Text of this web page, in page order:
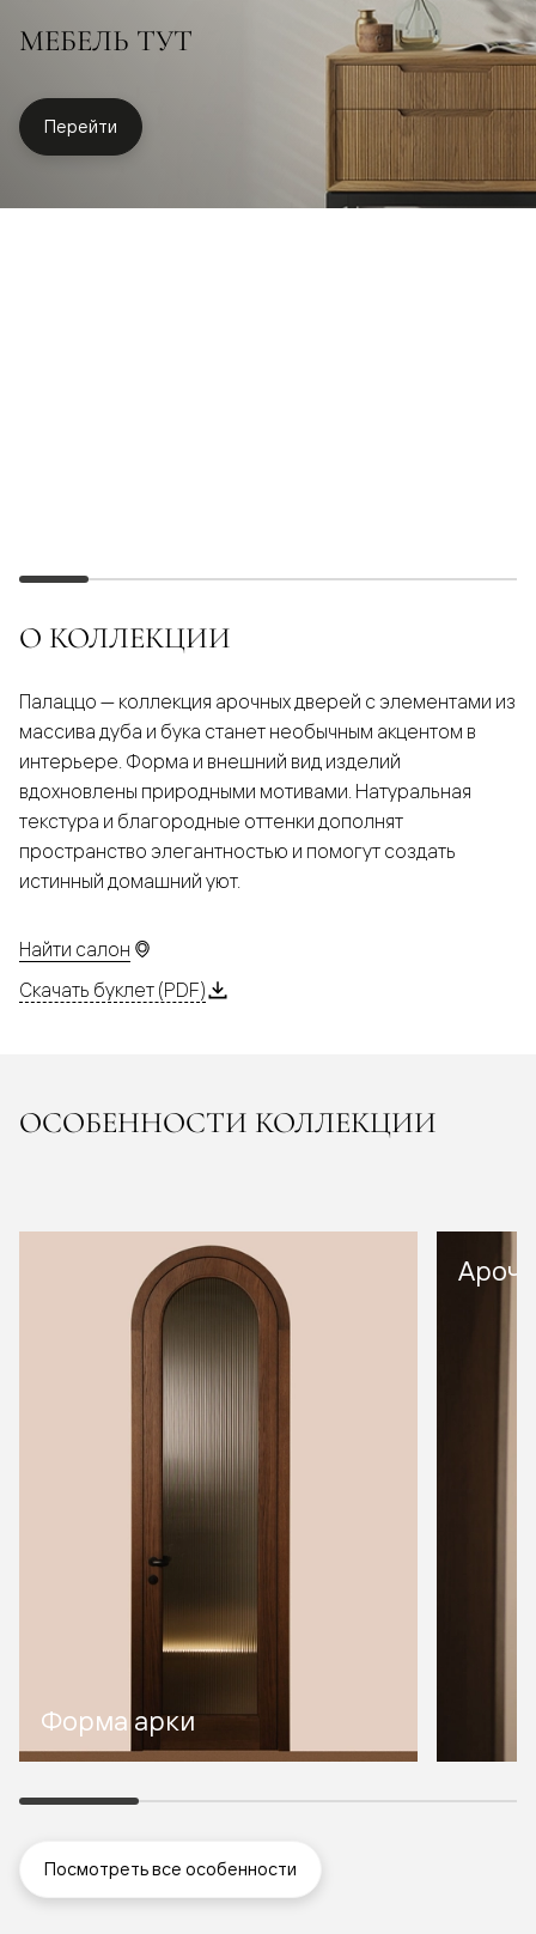
МЕБЕЛЬ ТУТ
Перейти
О КОЛЛЕКЦИИ
Палаццо — коллекция арочных дверей с элементами из
массива дуба и бука станет необычным акцентом в
интерьере. Форма и внешний вид изделий
вдохновлены природными мотивами. Натуральная
текстура и благородные оттенки дополнят
пространство элегантностью и помогут создать
истинный домашний уют.
Найти салон
Скачать буклет (PDF)
ОСОБЕННОСТИ КОЛЛЕКЦИИ
Форма арки
Посмотреть все особенности